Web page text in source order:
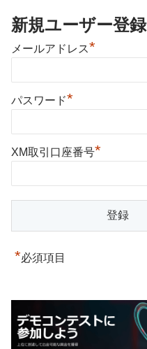
新規ユーザー登録
メールアドレス*
パスワード*
XM取引口座番号*
*必須項目